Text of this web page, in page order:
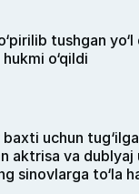
tushgan yo‘l
o‘qildi
uchun
aktrisa va dublyaj
sinovlarga to‘la